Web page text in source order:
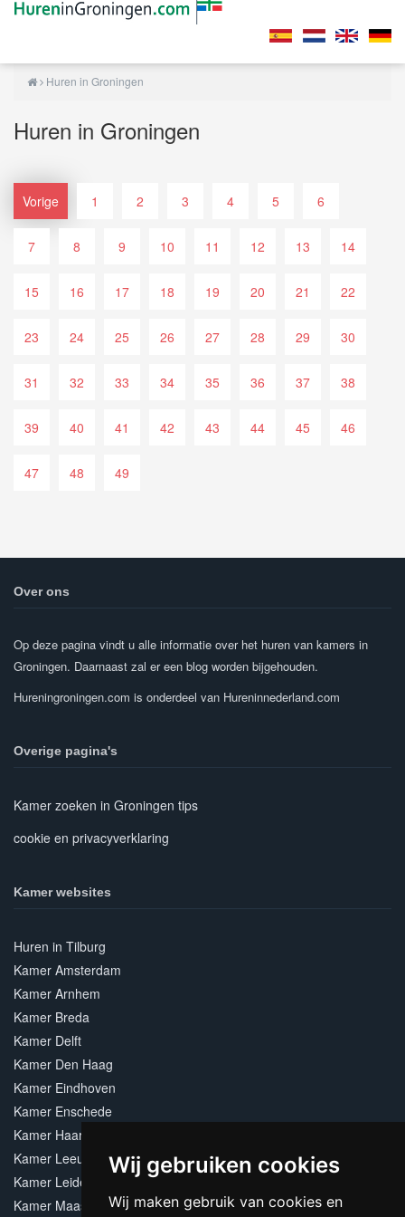
Wij gebruiken cookies
Wij maken gebruik van cookies en
Huren in Groningen
Huren in Groningen
Vorige 1 2 3 4 5 6
7 8 9 10 11 12 13 14
15 16 17 18 19 20 21 22
23 24 25 26 27 28 29 30
31 32 33 34 35 36 37 38
39 40 41 42 43 44 45 46
47 48 49
Over ons
Op deze pagina vindt u alle informatie over het huren van kamers in
Groningen. Daarnaast zal er een blog worden bijgehouden.
Hureningroningen.com is onderdeel van Hureninnederland.com
Overige pagina's
Kamer zoeken in Groningen tips
cookie en privacyverklaring
Kamer websites
Huren in Tilburg
Kamer Amsterdam
Kamer Arnhem
Kamer Breda
Kamer Delft
Kamer Den Haag
Kamer Eindhoven
Kamer Enschede
Kamer Haarlem
Kamer Leeuwarden
Kamer Leiden
Kamer Maastricht